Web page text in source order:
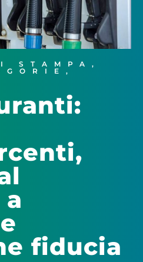
STAMPA ,
,
fiducia